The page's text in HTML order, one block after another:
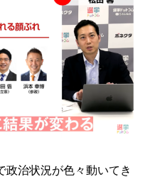
政治状況が色々動いてき